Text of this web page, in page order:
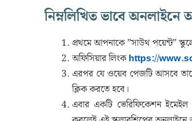
নিম্নলিখিত ভাবে অনলাইনে
প্রথমে আপনাকে ”সাউথ পয়েন্ট”
অফিসিয়ার লিংকhttps://
এরপর যে ওয়েব পেজটি আসবে
ক্লিক করতে হবে।
এবার একটি ভেরিফিকেশন